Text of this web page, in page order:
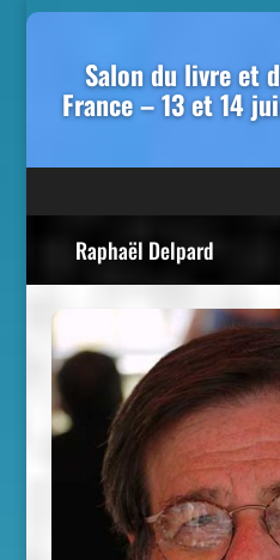
Salon du livre et
France – 13 et 14
Raphaël Delpard